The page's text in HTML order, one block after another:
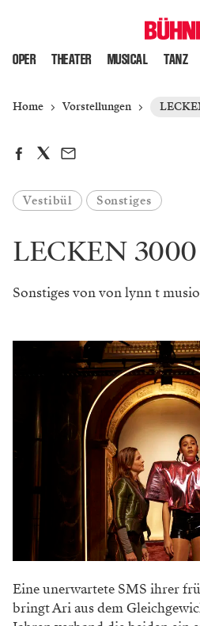
OPER THEATER MUSICAL TANZ
Home Vorstellungen
Vestibül Sonstiges
LECKEN 3000
Sonstiges von von lynn t
Eine unerwartete SMS ihrer
bringt Ari aus dem